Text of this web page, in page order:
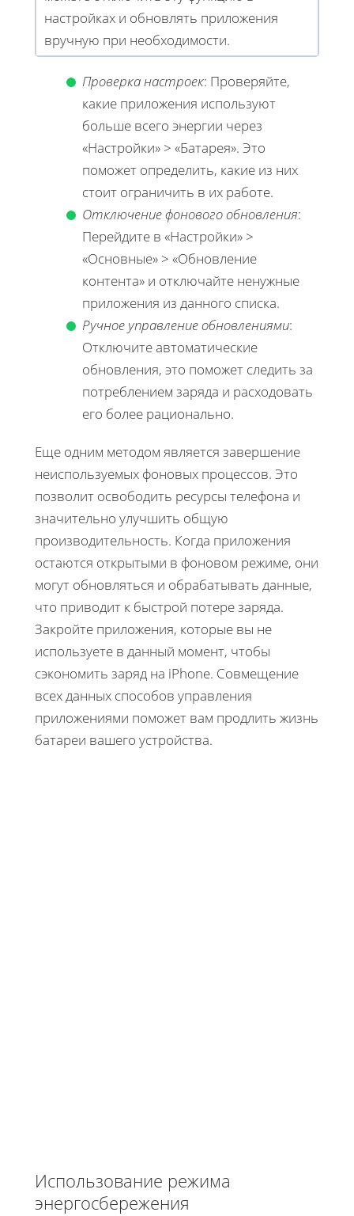
настройках и обновлять приложения
вручную при необходимости.
Проверка настроек: Проверяйте,
какие приложения используют
больше всего энергии через
«Настройки» > «Батарея». Это
поможет определить, какие из них
стоит ограничить в их работе.
Отключение фонового обновления:
Перейдите в «Настройки» >
«Основные» > «Обновление
контента» и отключайте ненужные
приложения из данного списка.
Ручное управление обновлениями:
Отключите автоматические
обновления, это поможет следить за
потреблением заряда и расходовать
его более рационально.
Еще одним методом является завершение
неиспользуемых фоновых процессов. Это
позволит освободить ресурсы телефона и
значительно улучшить общую
производительность. Когда приложения
остаются открытыми в фоновом режиме, они
могут обновляться и обрабатывать данные,
что приводит к быстрой потере заряда.
Закройте приложения, которые вы не
используете в данный момент, чтобы
сэкономить заряд на iPhone. Совмещение
всех данных способов управления
приложениями поможет вам продлить жизнь
батареи вашего устройства.
Использование режима
энергосбережения